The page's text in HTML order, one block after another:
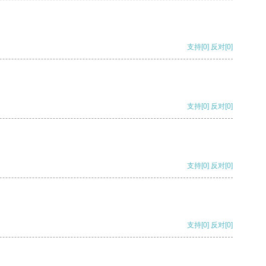
支持[0] 反对[0]
支持[0] 反对[0]
支持[0] 反对[0]
支持[0] 反对[0]